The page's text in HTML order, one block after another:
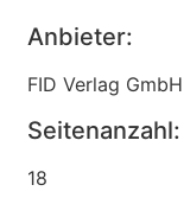
Anbieter:
FID Verlag GmbH
Seitenanzahl:
18